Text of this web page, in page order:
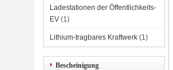
Ladestationen der Öffentlichkeits-
EV (1)
Lithium-tragbares Kraftwerk (1)
Bescheinigung